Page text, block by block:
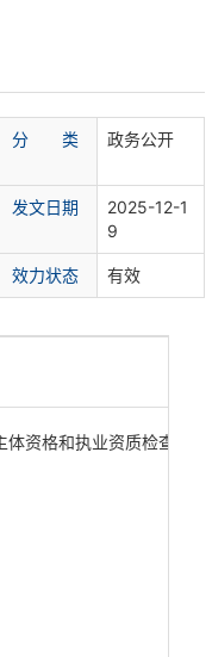
分 类 政务公开
发文日期
2025-12-1
9
效力状态 有效
资格和执业资质检查，